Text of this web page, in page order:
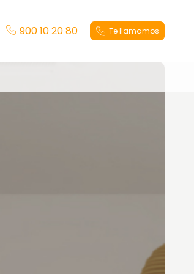
900 10 20 80 Te llamamos